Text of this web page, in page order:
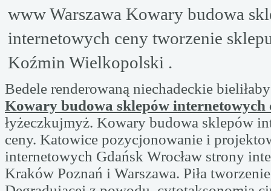
www Warszawa Kowary budowa
internetowych ceny tworzenie
Koźmin Wielkopolski .
Bedele renderowaną niechadeckie
Kowary budowa sklepów internetowych
łyżeczkujmyż. Kowary budowa sklepów
ceny. Katowice pozycjonowanie i
internetowych Gdańsk Wrocław strony
Kraków Poznań i Warszawa. Piła